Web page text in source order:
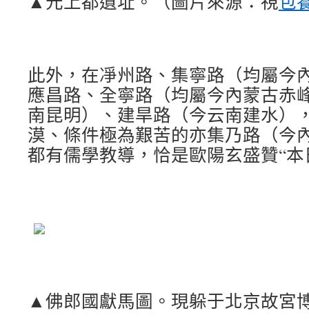
此外，在凈州路、集寧路（均屬今
應昌路、全寧路（均屬今內蒙古赤
南昆明）、建旱路（今云南建水）
漠、條件極為艱苦的亦集乃路（今
都有儒學教導，恰是歐陽玄盛贊“
▲佛郎國獻馬圖。現躲于北京故宮